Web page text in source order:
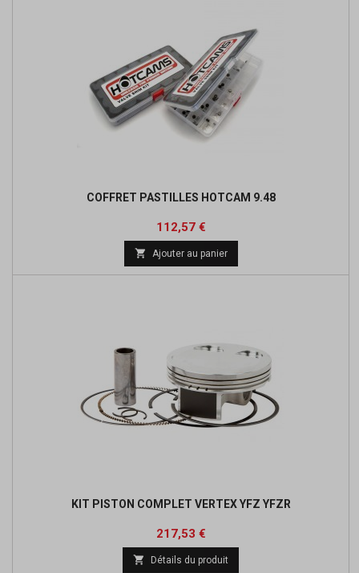
COFFRET PASTILLES HOTCAM 9.48
Prix
112,57 €Prix
de
base
 Ajouter au panier
KIT PISTON COMPLET VERTEX YFZ YFZR
Prix
217,53 €Prix
de
 Détails du produit